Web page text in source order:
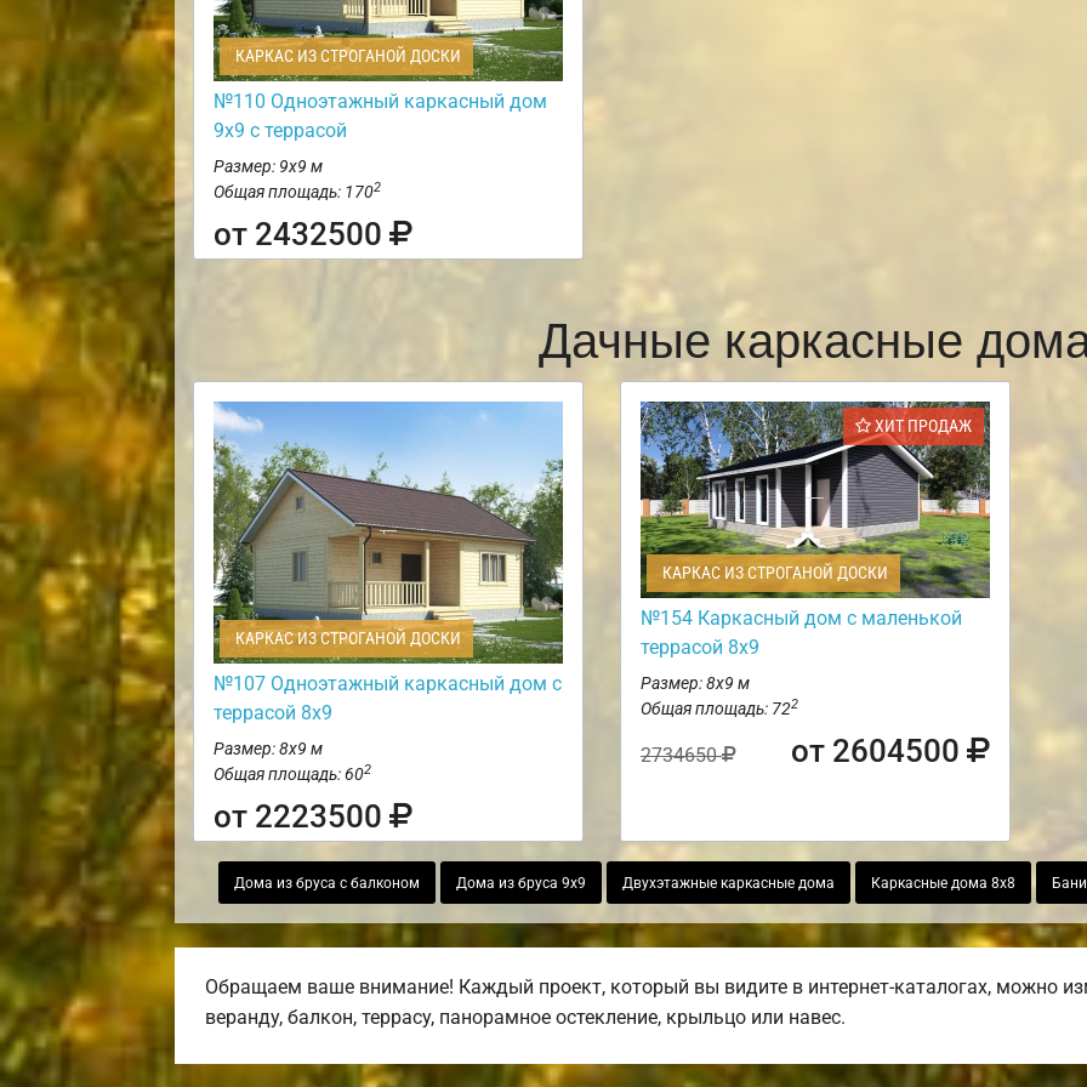
КАРКАС ИЗ СТРОГАНОЙ ДОСКИ
№110 Одноэтажный каркасный дом
9х9 с террасой
Размер: 9х9 м
Общая площадь: 1702
от 2432500
Дачные каркасные
КАРКАС ИЗ СТРОГАНОЙ ДОСКИ
№107 Одноэтажный каркасный дом с
террасой 8х9
Размер: 8х9 м
Общая площадь: 602
от 2223500
ХИТ ПРОДАЖ
КАРКАС ИЗ СТРОГАНОЙ ДОСКИ
№154 Каркасный дом с маленькой
террасой 8х9
Размер: 8х9 м
Общая площадь: 722
2734650 от 2604500
Дома из бруса с балконом Дома из бруса 9х9 Двухэтажные каркасные дома Каркасные дома 8х8
Обращаем ваше внимание! Каждый проект, который вы видите в интернет-каталогах, можно
веранду, балкон, террасу, панорамное остекление, крыльцо или навес.